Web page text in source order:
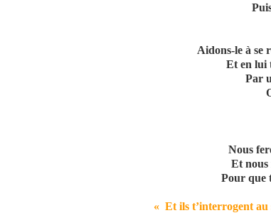
Aidons-le à se
Et en lui
Par
Nous
Et nous
Pour que
« Et ils t’interrogent au